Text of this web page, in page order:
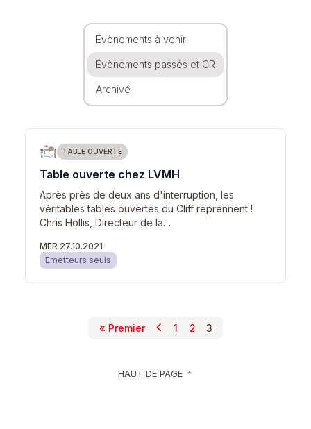
Évènements à venir
Évènements passés et CR
Archivé
TABLE OUVERTE
Table ouverte chez LVMH
Après près de deux ans d'interruption, les
véritables tables ouvertes du Cliff reprennent !
Chris Hollis, Directeur de la…
MER 27.10.2021
Emetteurs seuls
Pagination
Première page
« Premier Page précédente
chevron_left Page
1
Page
2
Page courante
3
HAUT DE PAGE keyboard_arrow_up